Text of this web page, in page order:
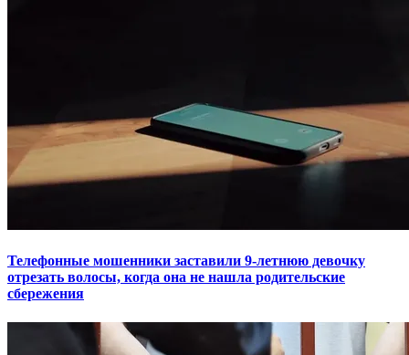
Телефонные мошенники заставили 9-летнюю девочку
отрезать волосы, когда она не нашла родительские
сбережения